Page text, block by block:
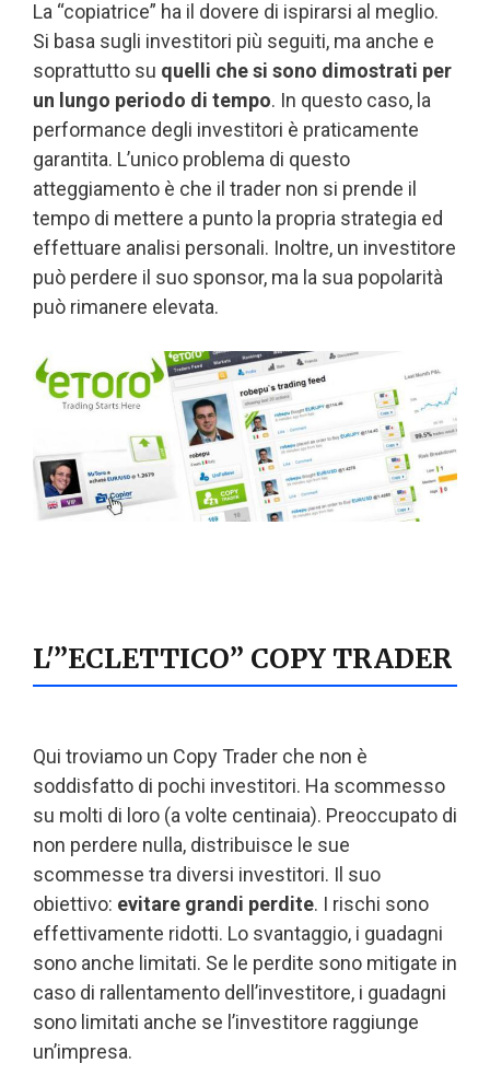
La “copiatrice” ha il dovere di ispirarsi al meglio.
Si basa sugli investitori più seguiti, ma anche e
soprattutto su quelli che si sono dimostrati per
un lungo periodo di tempo. In questo caso, la
performance degli investitori è praticamente
garantita. L’unico problema di questo
atteggiamento è che il trader non si prende il
tempo di mettere a punto la propria strategia ed
effettuare analisi personali. Inoltre, un investitore
può perdere il suo sponsor, ma la sua popolarità
può rimanere elevata.
L'”ECLETTICO” COPY TRADER
Qui troviamo un Copy Trader che non è
soddisfatto di pochi investitori. Ha scommesso
su molti di loro (a volte centinaia). Preoccupato di
non perdere nulla, distribuisce le sue
scommesse tra diversi investitori. Il suo
obiettivo: evitare grandi perdite. I rischi sono
effettivamente ridotti. Lo svantaggio, i guadagni
sono anche limitati. Se le perdite sono mitigate in
caso di rallentamento dell’investitore, i guadagni
sono limitati anche se l’investitore raggiunge
un’impresa.